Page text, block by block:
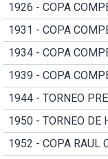
1926 - COPA
1931 - COPA
1934 - COPA
1939 - COPA
1944 - TORNEO
1950 - TORNEO DE
1952 - COPA RAUL